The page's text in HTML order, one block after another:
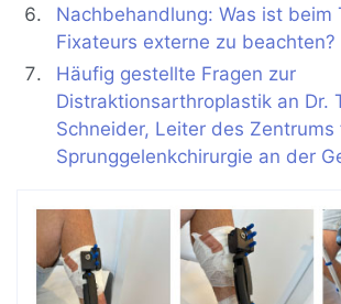
Nachbehandlung: Was ist beim
Fixateurs externe zu beachten?
Häufig gestellte Fragen zur
Distraktionsarthroplastik an Dr.
Schneider, Leiter des Zentrums
Sprunggelenkchirurgie an der